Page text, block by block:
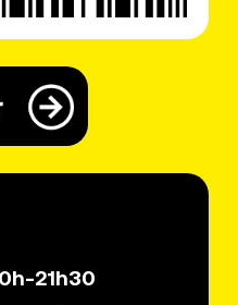
21h30